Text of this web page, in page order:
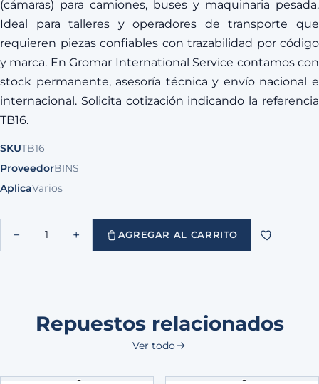
(cámaras) para camiones, buses y maquinaria pesada.
Ideal para talleres y operadores de transporte que
requieren piezas confiables con trazabilidad por código
y marca. En Gromar International Service contamos con
stock permanente, asesoría técnica y envío nacional e
internacional. Solicita cotización indicando la referencia
TB16.
SKUTB16
ProveedorBINS
AplicaVarios
− 1 + AGREGAR AL CARRITO
Repuestos relacionados
Ver todo